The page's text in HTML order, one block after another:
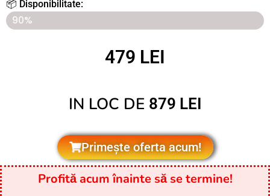
📦 Disponibilitate:
Ultimele 7 articole disponibile în magazin!
90%
479 LEI
IN LOC DE 879 LEI
Primește oferta acum!
Profită acum înainte să se termine!